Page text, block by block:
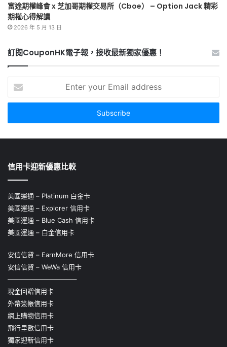
富途期權峰會 x 芝加哥期權交易所（Cboe） – Option Jack 精彩
期權心得解讀
2026 年 5 月 13 日
訂閱CouponHK電子報，接收最新獨家優惠！
your
Email
信用卡迎新優惠比較
美國運通 – Platinum 白金卡
美國運通 – Explorer 信用卡
美國運通 – Blue Cash 信用卡
美國運通 – 白金信用卡
安信信貸 – EarnMore 信用卡
安信信貸 – WeWa 信用卡
——————————–
現金回贈信用卡
外幣簽帳信用卡
網上購物信用卡
飛行里數信用卡
獨家迎新信用卡